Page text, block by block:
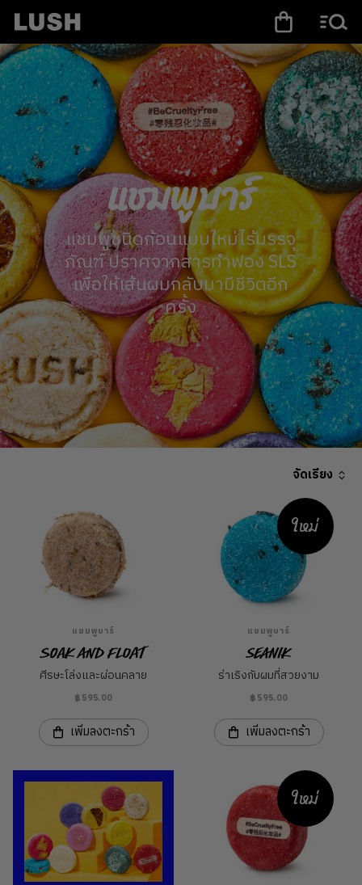
แชมพูบาร์
แชมพูชนิดก้อนแบบใหม่ไร้บรรจุ
ภัณฑ์ ปราศจากสารทำฟอง SLS
เพื่อให้เส้นผมกลับมามีชีวิตอีก
ครั้ง
จัดเรียง
แชมพูบาร์
Soak and Float
ศีรษะโล่งและผ่อนคลาย
฿595.00
เพิ่มลงตะกร้า
ใหม่
แชมพูบาร์
Seanik
ร่าเริงกับผมที่สวยงาม
฿595.00
เพิ่มลงตะกร้า
ใหม่